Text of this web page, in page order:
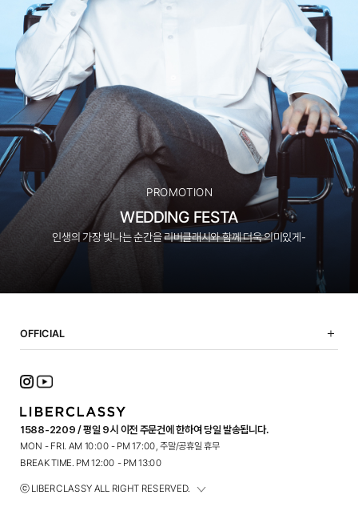
PROMOTION
WEDDING FESTA
인생의 가장 빛나는 순간을 리버클래시와 함께 더욱 의미있게-
OFFICIAL
SHOPPING GUIDE
TERMS OF USE
PRIVACY POLICY
CONTACT
1588-2209 / 평일 9시 이전 주문건에 한하여 당일 발송됩니다.
MON - FRI. AM 10:00 - PM 17:00, 주말/공휴일 휴무
BREAK TIME. PM 12:00 - PM 13:00
ⓒ LIBERCLASSY ALL RIGHT RESERVED.